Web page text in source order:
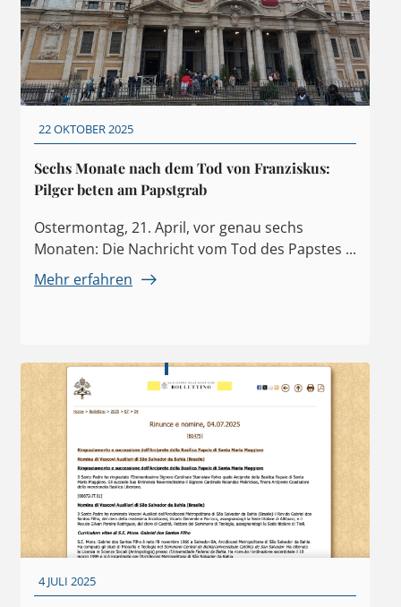
22 OKTOBER 2025
Sechs Monate nach dem Tod von Franziskus:
Pilger beten am Papstgrab
Ostermontag, 21. April, vor genau sechs
Monaten: Die Nachricht vom Tod des Papstes ...
Mehr erfahren
4 JULI 2025